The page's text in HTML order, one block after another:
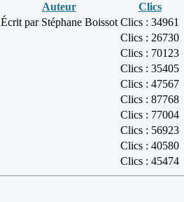
Auteur
Clics
Écrit par Stéphane Boissot Clics : 34961
Clics : 26730
Clics : 70123
Clics : 35405
Clics : 47567
Clics : 87768
Clics : 77004
Clics : 56923
Clics : 40580
Clics : 45474